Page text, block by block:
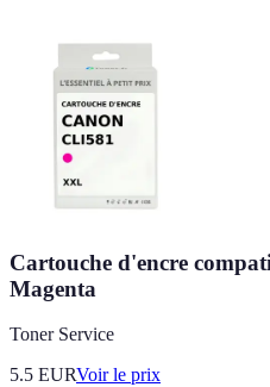
Cartouche d'encre
Magenta
Toner Service
5.5 EURVoir le prix